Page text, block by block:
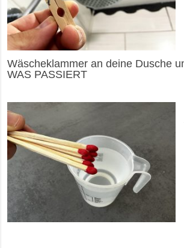
Wäscheklammer an deine Dusche
WAS PASSIERT